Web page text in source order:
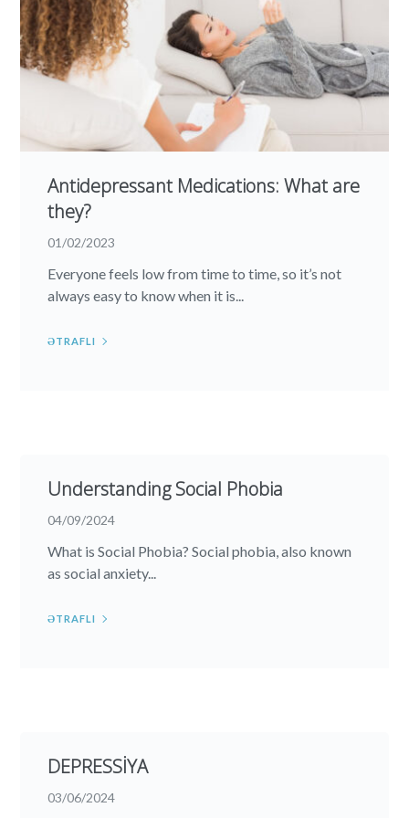
Antidepressant Medications: What are
they?
01/02/2023
Everyone feels low from time to time, so it’s not
always easy to know when it is...
ƏTRAFLI
Understanding Social Phobia
04/09/2024
What is Social Phobia? Social phobia, also known
as social anxiety...
ƏTRAFLI
DEPRESSİYA
03/06/2024